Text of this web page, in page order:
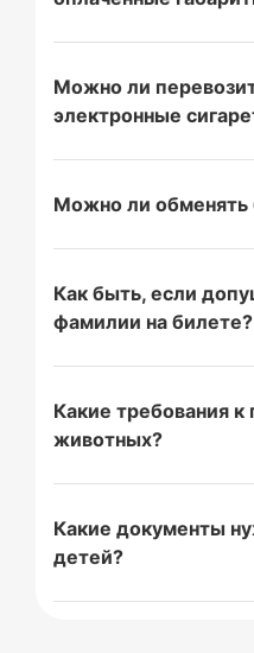
Можно ли
электронные
Можно ли обменять
Как быть, если
фамилии на билете?
Какие требования к
животных?
Какие документы
детей?